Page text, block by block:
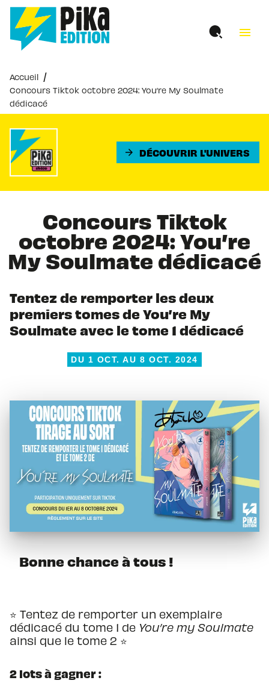
MENU RECHERCHE
PIED DE PAGE
menu
Accueil /
Concours Tiktok octobre 2024: You’re My Soulmate
dédicacé
arrow_forward DÉCOUVRIR L'UNIVERS
Concours Tiktok
octobre 2024: You’re
My Soulmate dédicacé
Tentez de remporter les deux
premiers tomes de You’re My
Soulmate avec le tome 1 dédicacé
DU 1 OCT. AU 8 OCT. 2024
Bonne chance à tous !
⭐️ Tentez de remporter un exemplaire
dédicacé du tome 1 de You’re my Soulmate
ainsi que le tome 2 ⭐️
2 lots à gagner :